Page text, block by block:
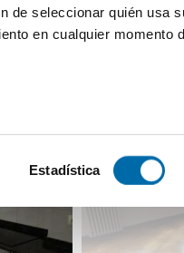
de seleccionar quién usa
en cualquier momento
para buscar
sus datos personales y
o retirar su
Estadística